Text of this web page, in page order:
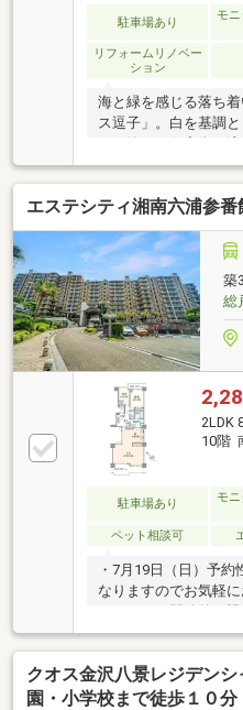
会で上程予定。※飼
鳥、観賞用の魚類・
獣の類を除く小動物
聴導犬、介助犬等。
駐車場あり
モ
リフォームリノベー
ション
海と緑を感じる落ち
ス逗子」。白を基調
ンです。本物件は、
寧にフルリノベーシ
インはインテリア雑
り抜かれた空間に仕
感あるLDKや、生活動
兼ね備えた住まいは
の自然と利便性、お
におすすめの一部屋で
エステシティ湘南六浦参番
築
総
2LDK
10階
駐車場あり
モ
ペット相談可
・7月19日（日）予
なりますのでお気軽
ならではの開放的な
暮らせる住戸です。
る眺望が、心地よい
景色を楽しめる眺望
備えています。 空の
クオス金沢八景レジデン
園・小学校まで徒歩１０分